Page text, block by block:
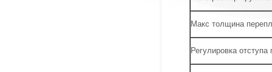
Макс толщина
Регулировка отступа